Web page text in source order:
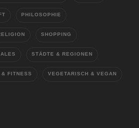
PHILOSOPHIE
SHOPPING
STÄDTE & REGIONEN
FITNESS VEGETARISCH & VEGAN